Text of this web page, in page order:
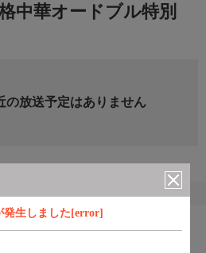
発生しました[error]
中華オードブル特別
の放送予定はありません
組